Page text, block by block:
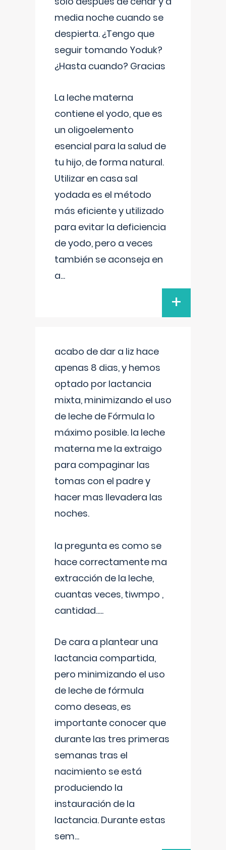
media noche cuando se
despierta. ¿Tengo que
seguir tomando Yoduk?
¿Hasta cuando? Gracias
La leche materna
contiene el yodo, que es
un oligoelemento
esencial para la salud de
tu hijo, de forma natural.
Utilizar en casa sal
yodada es el método
más eficiente y utilizado
para evitar la deficiencia
de yodo, pero a veces
también se aconseja en
a...
+
acabo de dar a liz hace
apenas 8 dias, y hemos
optado por lactancia
mixta, minimizando el uso
de leche de Fórmula lo
máximo posible. la leche
materna me la extraigo
para compaginar las
tomas con el padre y
hacer mas llevadera las
noches.
la pregunta es como se
hace correctamente ma
extracción de la leche,
cuantas veces, tiwmpo ,
cantidad.....
De cara a plantear una
lactancia compartida,
pero minimizando el uso
de leche de fórmula
como deseas, es
importante conocer que
durante las tres primeras
semanas tras el
nacimiento se está
produciendo la
instauración de la
lactancia. Durante estas
sem...